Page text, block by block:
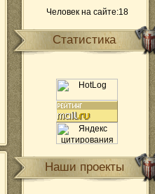
Человек на сайте:18
Статистика
Наши проекты